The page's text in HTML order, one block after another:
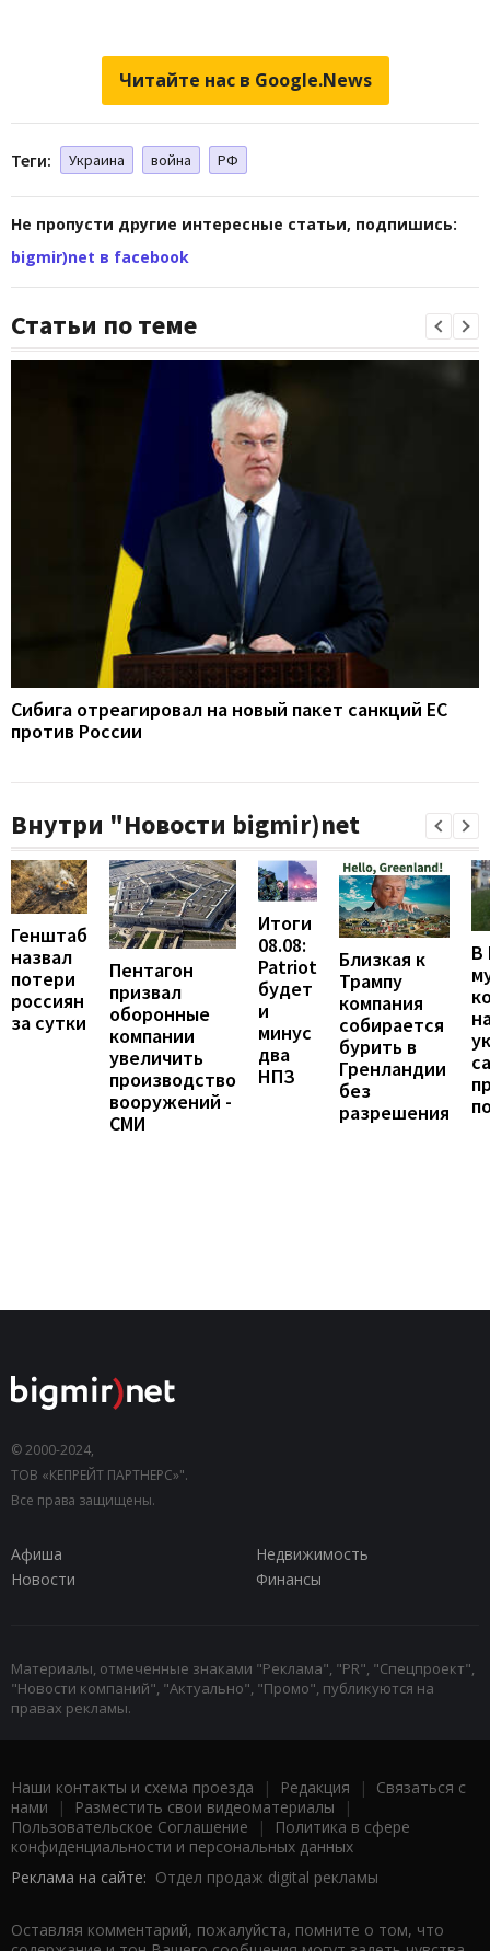
Читайте нас в Google.News
Теги: Украина война РФ
Не пропусти другие интересные статьи, подпишись:
bigmir)net в facebook
Статьи по теме
Сибига отреагировал на новый пакет санкций ЕС
против России
Внутри "Новости bigmir)net
Генштаб
назвал
потери
россиян
за сутки
Пентагон
призвал
оборонные
компании
увеличить
производство
вооружений -
СМИ
Итоги
08.08:
Patriot
будет
и
минус
два
НПЗ
Близкая к
Трампу
компания
собирается
бурить в
Гренландии
без
разрешения
В
© 2000-2024,
ТОВ «КЕПРЕЙТ ПАРТНЕРС»".
Все права защищены.
Афиша
Недвижимость
Новости
Финансы
Материалы, отмеченные знаками "Реклама", "PR", "Спецпроект",
"Новости компаний", "Актуально", "Промо", публикуются на
правах рекламы.
Наши контакты и схема проезда | Редакция | Связаться с
нами | Разместить свои видеоматериалы |
Пользовательское Соглашение |
Политика в сфере
конфиденциальности и персональных данных
Реклама на сайте: Отдел продаж digital рекламы
Оставляя комментарий, пожалуйста, помните о том, что